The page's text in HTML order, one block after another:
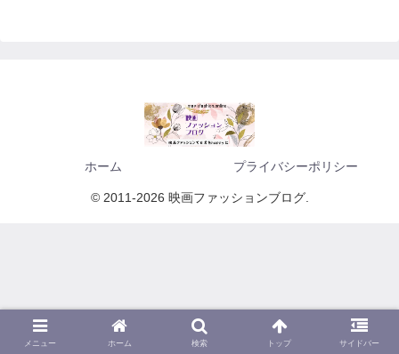
ホーム プライバシーポリシー
© 2011-2026 映画ファッションブログ.
メニュー ホーム 検索 トップ サイドバー